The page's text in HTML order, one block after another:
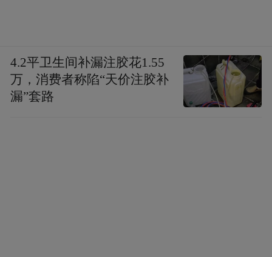
4.2平卫生间补漏注胶花1.55
万，消费者称陷“天价注胶补
漏”套路